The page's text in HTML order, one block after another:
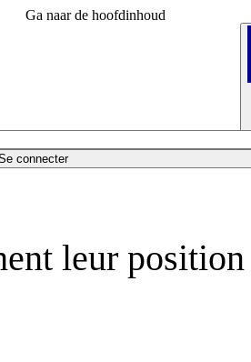
Ga naar de hoofdinhoud
connecter
leur